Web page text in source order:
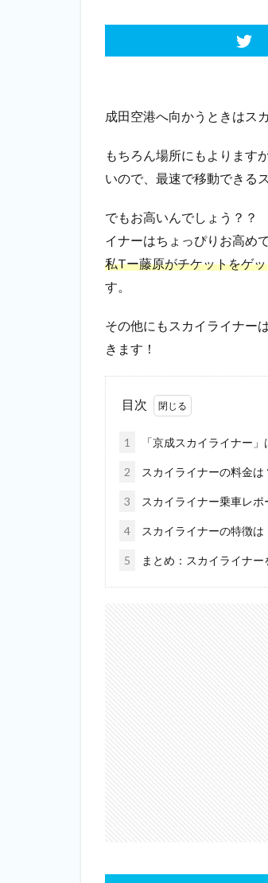
成田空港へ向かうときはス
もちろん場所にもよります
いので、最速で移動できる
でもお高いんでしょう？？
イナーはちょっぴりお高めで
私Tー藤原がチケットをゲ
す。
その他にもスカイライナー
きます！
目次
1 「京成スカイライナー
2 スカイライナーの料金
3 スカイライナー乗車レ
4 スカイライナーの特徴
5 まとめ：スカイライナー